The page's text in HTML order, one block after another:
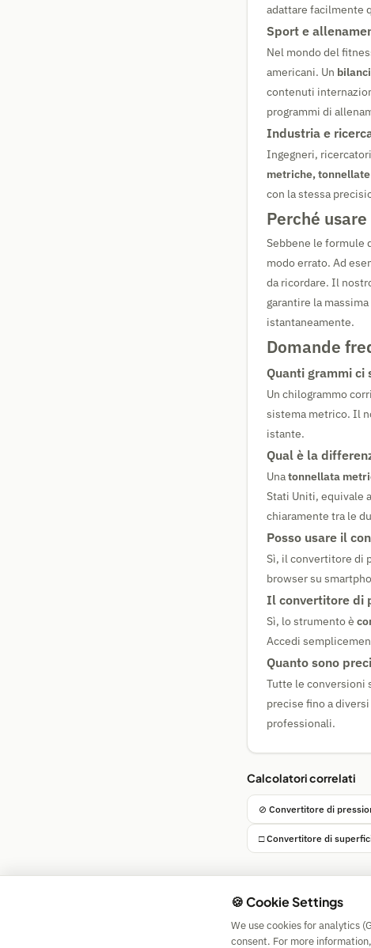
adattare facilmente
Sport e
Nel mondo del
americani. Un
contenuti
programmi di
Industria e
Ingegneri,
metriche,
con la stessa
Perché
Sebbene le formule
modo errato. Ad
da ricordare. Il
garantire la
istantaneamente.
Domande
Quanti grammi ci
Un chilogrammo
sistema metrico. Il
istante.
Qual è la
Unatonnellata
Stati Uniti, equivale
chiaramente tra le
Posso usare il
Sì, il convertitore di
browser su
Il convertitore di
Sì, lo strumento è
Accedi
Quanto sono
Tutte le conversioni
precise fino a
professionali.
Calcolatori correlati
⊘ Convertitore di
□ Convertitore di
🍪 Cookie Settings
We use cookies for analytics
consent. For more